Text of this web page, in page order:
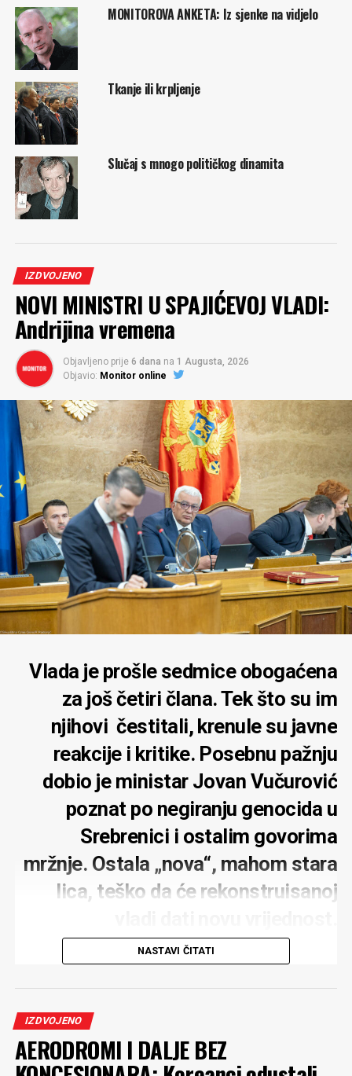
MONITOROVA ANKETA: Iz sjenke na vidjelo
Tkanje ili krpljenje
Slučaj s mnogo političkog dinamita
IZDVOJENO
NOVI MINISTRI U SPAJIĆEVOJ VLADI:
Andrijina vremena
Objavljeno prije 6 dana na 1 Augusta, 2026
Objavio: Monitor online
Vlada je prošle sedmice obogaćena
za još četiri člana. Tek što su im
njihovi čestitali, krenule su javne
reakcije i kritike. Posebnu pažnju
dobio je ministar Jovan Vučurović
poznat po negiranju genocida u
Srebrenici i ostalim govorima
mržnje. Ostala „nova“, mahom stara
lica, teško da će rekonstruisanoj
Zadovoljstvo je predsjednika
NASTAVI ČITATI
IZDVOJENO
AERODROMI I DALJE BEZ